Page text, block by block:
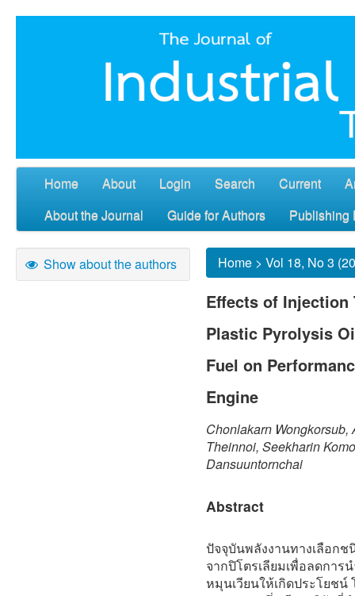
Home About Login Search Current
About the Journal
Guide for Authors Publishing
Show about the authors Home > Vol 18, No 3
Effects of
Plastic Pyrolysis
Fuel on
Engine
Chonlakarn
Theinnoi, Seekharin
Dansuuntornchai
Abstract
ปัจจุบันพลังงานทางเลือก
จากปิโตรเลียมเพื่อลดการ
หมุนเวียนให้เกิดประโยช